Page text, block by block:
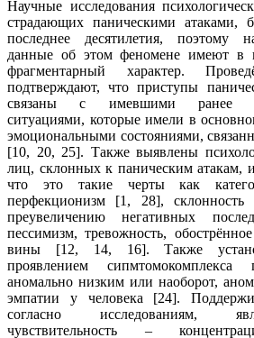
Научные исследования
страдающих паническими атаками,
последнее десятилетия, поэтому
данные об этом феномене имеют в
фрагментарный характер.
подтверждают, что приступы
связаны с имевшими ранее
ситуациями, которые имели в
эмоциональными состояниями,
[10, 20, 25]. Также выявлены
лиц, склонных к паническим атакам,
что это такие черты как
перфекционизм [1, 28], склонность
преувеличению негативных
пессимизм, тревожность,
вины [12, 14, 16]. Также
проявлением
аномально низким или наоборот,
эмпатии у человека [24].
согласно исследованиям,
чувствительность –